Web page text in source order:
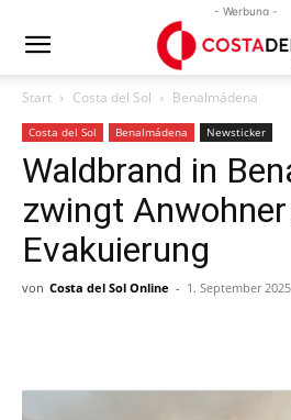
- Werbung -
Start Costa del Sol Benalmádena
Costa del Sol Benalmádena Newsticker
Waldbrand in
zwingt
Evakuierung
von Costa del Sol Online - 1. September 2025